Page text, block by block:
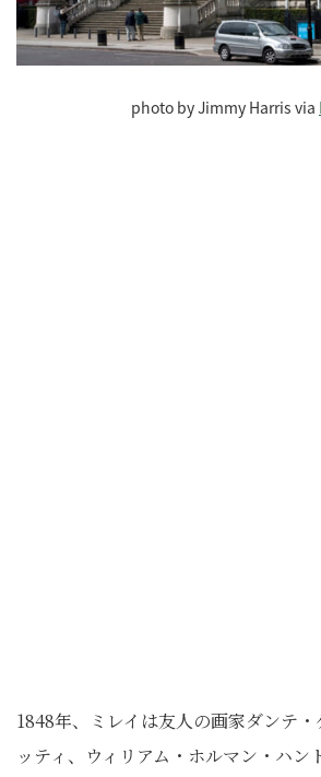
photo by Jimmy Harris via
1848年、ミレイは友人の画家ダンテ
ッティ、ウィリアム・ホルマン・ハン